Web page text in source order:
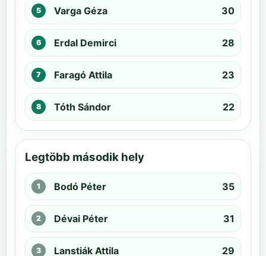
Varga Géza 30
Erdal Demirci 28
Faragó Attila 23
Tóth Sándor 22
Legtöbb második hely
Bodó Péter 35
Dévai Péter 31
Lanstiák Attila 29